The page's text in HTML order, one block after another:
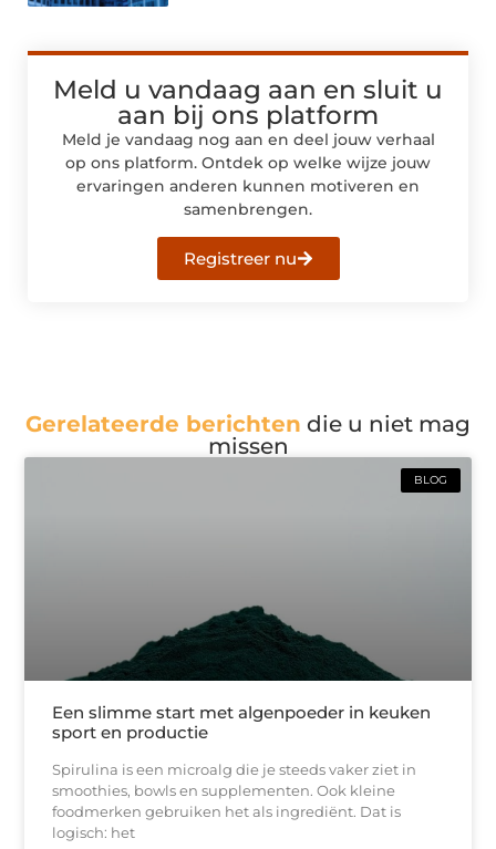
Meld u vandaag aan en sluit u
aan bij ons platform
Meld je vandaag nog aan en deel jouw verhaal
op ons platform. Ontdek op welke wijze jouw
ervaringen anderen kunnen motiveren en
samenbrengen.
Registreer nu
Gerelateerde berichten die u niet mag
missen
BLOG
Een slimme start met algenpoeder in keuken
sport en productie
Spirulina is een microalg die je steeds vaker ziet in
smoothies, bowls en supplementen. Ook kleine
foodmerken gebruiken het als ingrediënt. Dat is
logisch: het